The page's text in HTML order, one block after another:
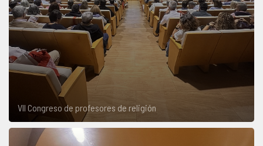
VII Congreso de profesores de religión